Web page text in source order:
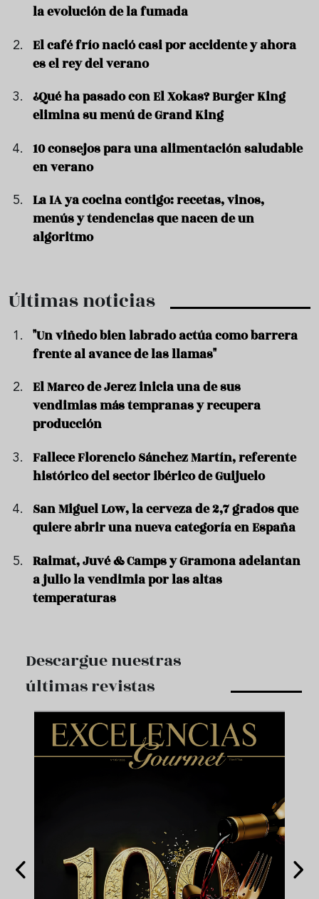
la evolución de la fumada
El café frío nació casi por accidente y ahora
es el rey del verano
¿Qué ha pasado con El Xokas? Burger King
elimina su menú de Grand King
10 consejos para una alimentación saludable
en verano
La IA ya cocina contigo: recetas, vinos,
menús y tendencias que nacen de un
algoritmo
Últimas noticias
"Un viñedo bien labrado actúa como barrera
frente al avance de las llamas"
El Marco de Jerez inicia una de sus
vendimias más tempranas y recupera
producción
Fallece Florencio Sánchez Martín, referente
histórico del sector ibérico de Guijuelo
San Miguel Low, la cerveza de 2,7 grados que
quiere abrir una nueva categoría en España
Raimat, Juvé & Camps y Gramona adelantan
a julio la vendimia por las altas
temperaturas
Descargue nuestras
últimas revistas